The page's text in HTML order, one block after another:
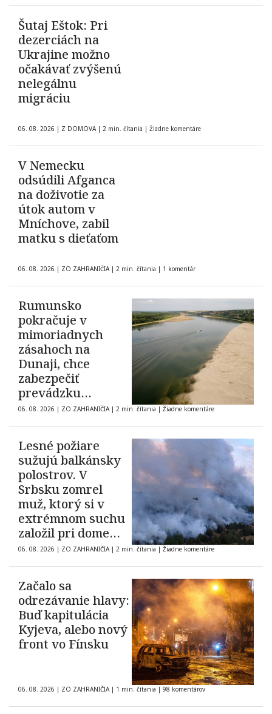
Šutaj Eštok: Pri
dezerciách na
Ukrajine možno
očakávať zvýšenú
nelegálnu
migráciu
06. 08. 2026 | Z DOMOVA | 2 min. čítania | Žiadne komentáre
V Nemecku
odsúdili Afganca
na doživotie za
útok autom v
Mníchove, zabil
matku s dieťaťom
06. 08. 2026 | ZO ZAHRANIČIA | 2 min. čítania | 1 komentár
Rumunsko
pokračuje v
mimoriadnych
zásahoch na
Dunaji, chce
zabezpečiť
prevádzku
elektrárne
Cernavodă
06. 08. 2026 | ZO ZAHRANIČIA | 2 min. čítania | Žiadne komentáre
Lesné požiare
sužujú balkánsky
polostrov. V
Srbsku zomrel
muž, ktorý si v
extrémnom suchu
založil pri dome
oheň
06. 08. 2026 | ZO ZAHRANIČIA | 2 min. čítania | Žiadne komentáre
Začalo sa
odrezávanie hlavy:
Buď kapitulácia
Kyjeva, alebo nový
front vo Fínsku
06. 08. 2026 | ZO ZAHRANIČIA | 1 min. čítania | 98 komentárov